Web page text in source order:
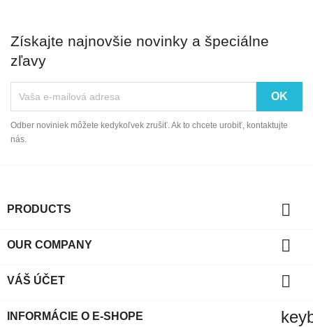
Získajte najnovšie novinky a špeciálne
zľavy
Odber noviniek môžete kedykoľvek zrušiť. Ak to chcete urobiť, kontaktujte
nás.
PRODUCTS 
OUR COMPANY 
VÁŠ ÚČET 
INFORMÁCIE O E-SHOPE